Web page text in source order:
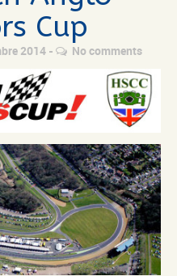
Cup
2014 No comments